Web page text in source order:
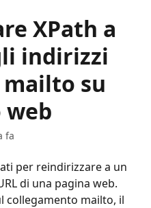
XPath a
indirizzi
su
fa
per reindirizzare a un
di una pagina web.
collegamento mailto, il